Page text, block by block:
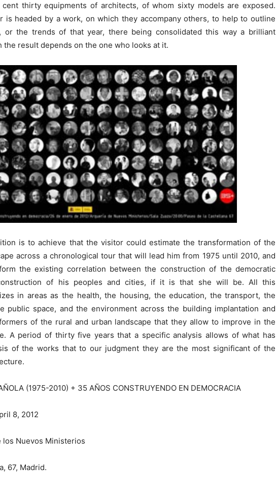
thirty equipments of architects, of whom sixty models are exposed.
is headed by a work, on which they accompany others, to help to outline
or the trends of that year, there being consolidated this way a brilliant
the result depends on the one who looks at it.
is to achieve that the visitor could estimate the transformation of the
across a chronological tour that will lead him from 1975 until 2010, and
the existing correlation between the construction of the democratic
of his peoples and cities, if it is that she will be. All this
in areas as the health, the housing, the education, the transport, the
public space, and the environment across the building implantation and
of the rural and urban landscape that they allow to improve in the
A period of thirty five years that a specific analysis allows of what has
of the works that to our judgment they are the most significant of the
(1975-2010) + 35 AÑOS CONSTRUYENDO EN DEMOCRACIA
8, 2012
los Nuevos Ministerios
67, Madrid.